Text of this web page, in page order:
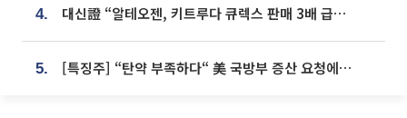
4. 대신證 “알테오젠, 키트루다 큐렉스 판매 3배 급증…목표가 41만원 상향”
5. [특징주] “탄약 부족하다“ 美 국방부 증산 요청에⋯국내 방산주 급등세